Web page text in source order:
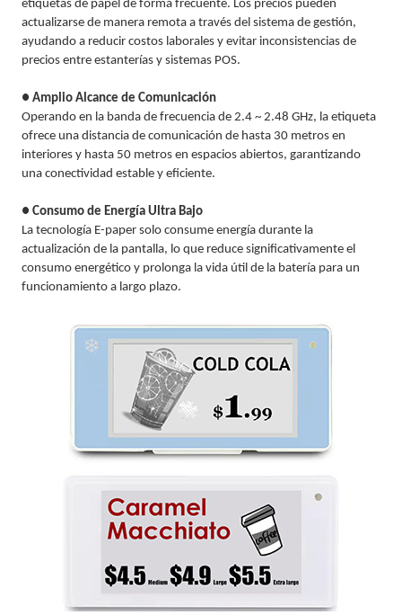
etiquetas de papel de forma frecuente. Los precios pueden
actualizarse de manera remota a través del sistema de gestión,
ayudando a reducir costos laborales y evitar inconsistencias de
precios entre estanterías y sistemas POS.
● Amplio Alcance de Comunicación
Operando en la banda de frecuencia de 2.4 ~ 2.48 GHz, la etiqueta
ofrece una distancia de comunicación de hasta 30 metros en
interiores y hasta 50 metros en espacios abiertos, garantizando
una conectividad estable y eficiente.
● Consumo de Energía Ultra Bajo
La tecnología E-paper solo consume energía durante la
actualización de la pantalla, lo que reduce significativamente el
consumo energético y prolonga la vida útil de la batería para un
funcionamiento a largo plazo.